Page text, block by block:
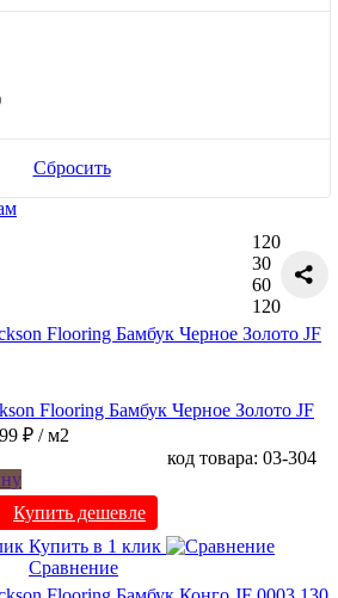
Сбросить
120
30
60
120
Flooring Бамбук Черное Золото JF
₽ / м2
код товара: 03-304
Купить дешевле
Купить в 1 клик
Сравнение